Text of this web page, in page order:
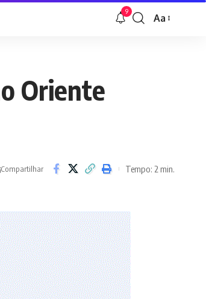
9
Font
Aa
Oriente
Compartilhar Tempo: 2 min.